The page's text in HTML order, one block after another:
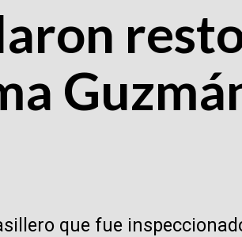
que fue